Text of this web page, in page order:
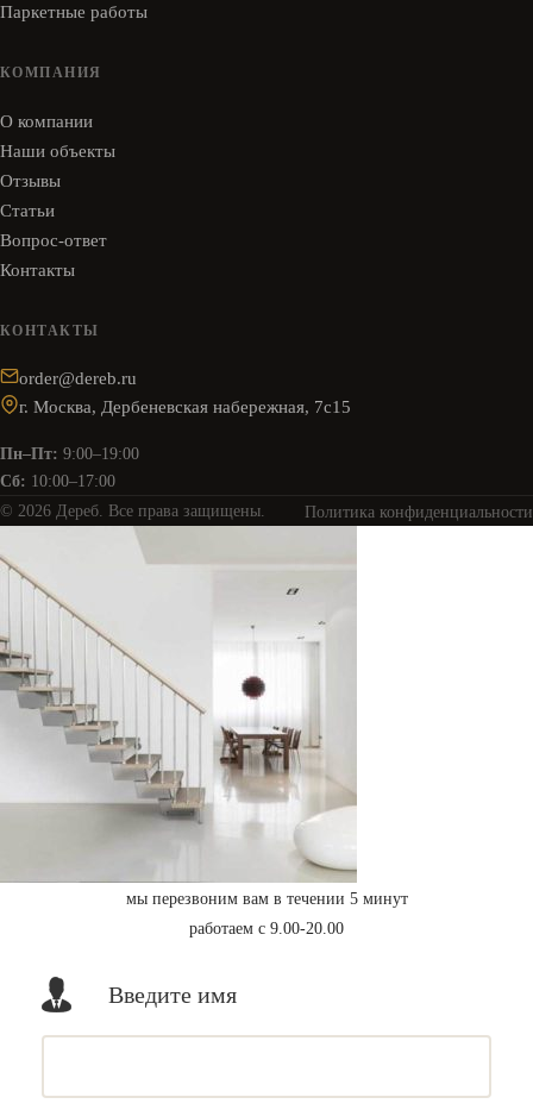
Паркетные работы
КОМПАНИЯ
О компании
Наши объекты
Отзывы
Статьи
Вопрос-ответ
Контакты
КОНТАКТЫ
order@dereb.ru
г. Москва, Дербеневская набережная, 7с15
Пн–Пт: 9:00–19:00
Сб: 10:00–17:00
© 2026 Дереб. Все права защищены.
Политика конфиденциальности
мы перезвоним вам в течении 5 минут
работаем с 9.00-20.00
Введите имя